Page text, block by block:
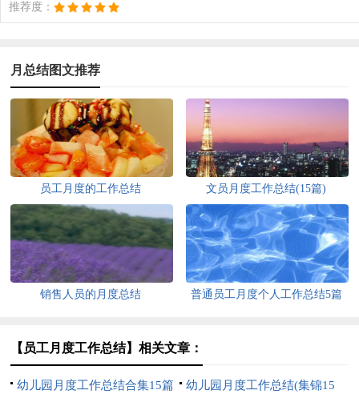
推荐度：
月总结图文推荐
员工月度的工作总结 文员月度工作总结(15篇)
销售人员的月度总结 普通员工月度个人工作总结5篇
【员工月度工作总结】相关文章：
幼儿园月度工作总结合集15篇 幼儿园月度工作总结(集锦15